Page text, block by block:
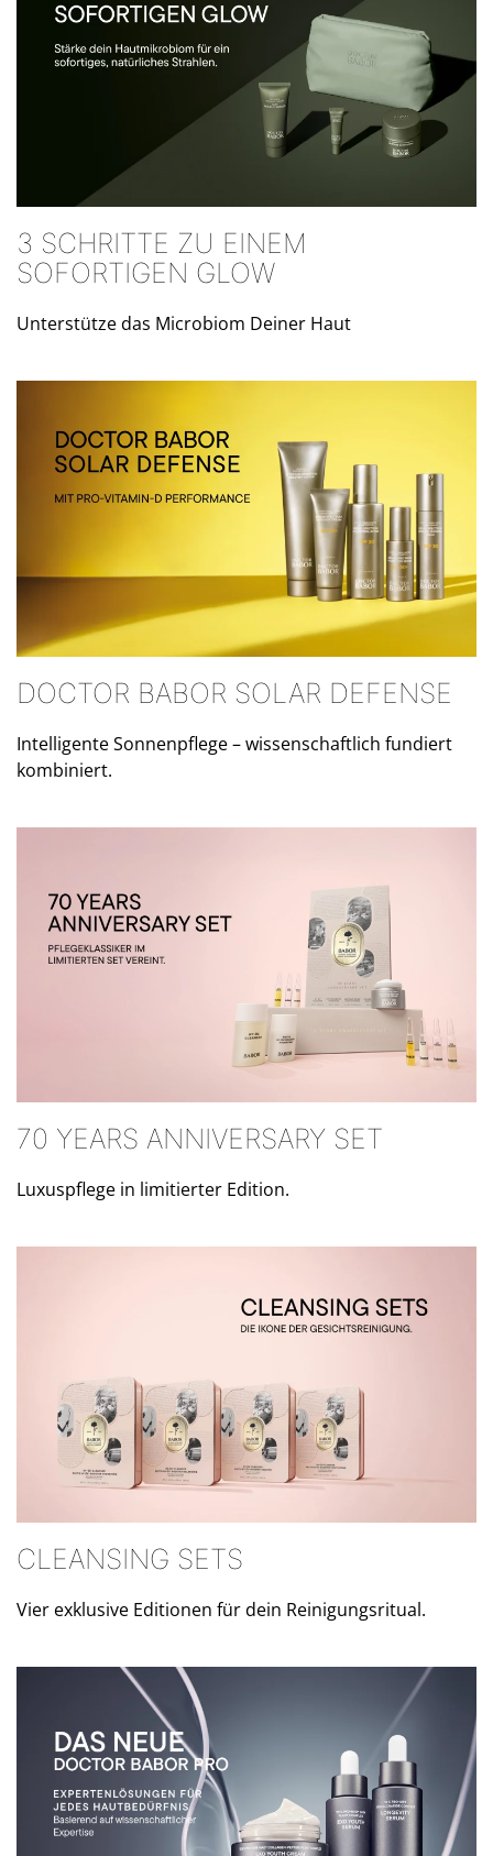
3 SCHRITTE ZU EINEM
SOFORTIGEN GLOW
Unterstütze das Microbiom Deiner Haut
DOCTOR BABOR SOLAR DEFENSE
Intelligente Sonnenpflege – wissenschaftlich fundiert
kombiniert.
70 YEARS ANNIVERSARY SET
Luxuspflege in limitierter Edition.
CLEANSING SETS
Vier exklusive Editionen für dein Reinigungsritual.